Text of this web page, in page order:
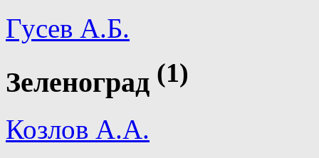
Гусев А.Б.
Зеленоград (1)
Козлов А.А.